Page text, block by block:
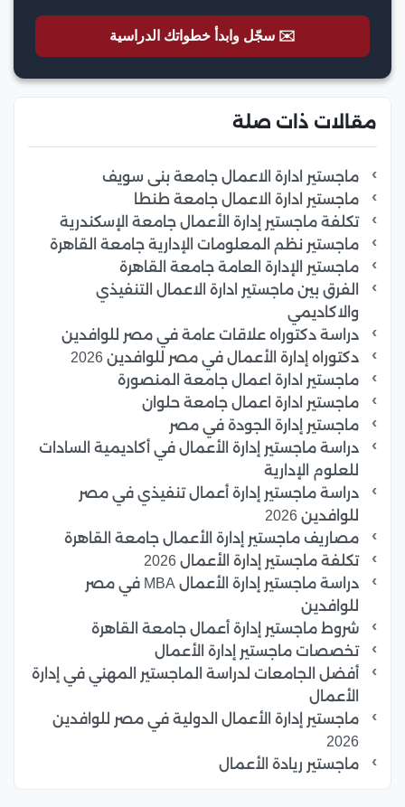
✉️ سجّل وابدأ خطواتك الدراسية
مقالات ذات صلة
ماجستير ادارة الاعمال جامعة بنى سويف
ماجستير ادارة الاعمال جامعة طنطا
تكلفة ماجستير إدارة الأعمال جامعة الإسكندرية
ماجستير نظم المعلومات الإدارية جامعة القاهرة
ماجستير الإدارة العامة جامعة القاهرة
الفرق بين ماجستير ادارة الاعمال التنفيذي
والاكاديمي
دراسة دكتوراه علاقات عامة في مصر للوافدين
دكتوراه إدارة الأعمال في مصر للوافدين 2026
ماجستير ادارة اعمال جامعة المنصورة
ماجستير ادارة اعمال جامعة حلوان
ماجستير إدارة الجودة في مصر
دراسة ماجستير إدارة الأعمال في أكاديمية السادات
للعلوم الإدارية
دراسة ماجستير إدارة أعمال تنفيذي في مصر
للوافدين 2026
مصاريف ماجستير إدارة الأعمال جامعة القاهرة
تكلفة ماجستير إدارة الأعمال 2026
دراسة ماجستير إدارة الأعمال MBA في مصر
للوافدين
شروط ماجستير إدارة أعمال جامعة القاهرة
تخصصات ماجستير إدارة الأعمال
أفضل الجامعات لدراسة الماجستير المهني في إدارة
الأعمال
ماجستير إدارة الأعمال الدولية في مصر للوافدين
2026
ماجستير ريادة الأعمال